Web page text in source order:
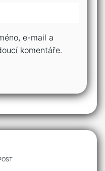
e-mail a
komentáře.